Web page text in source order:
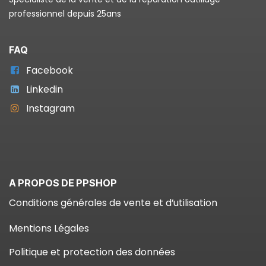
professionnel depuis 25ans
FAQ
Facebook
Linkedin
Instagram
A PROPOS DE PPSHOP
Conditions générales de vente et d’utilisation
Mentions Légales
Politique et protection des données